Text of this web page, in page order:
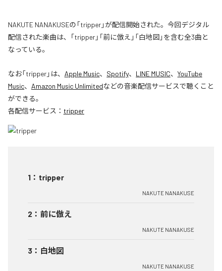
NAKUTE NANAKUSEの「tripper」が配信開始された。今回デジタル
配信された楽曲は、「tripper」「前に倣え」「白地図」を含む全3曲と
なっている。
なお「tripper」は、 Apple Music、 Spotify、 LINE MUSIC、 YouTube
Music、 Amazon Music Unlimitedなどの音楽配信サービスで聴くこと
ができる。
各配信サービス： tripper
1 ： tripper
NAKUTE NANAKUSE
2 ： 前に倣え
NAKUTE NANAKUSE
3 ： 白地図
NAKUTE NANAKUSE